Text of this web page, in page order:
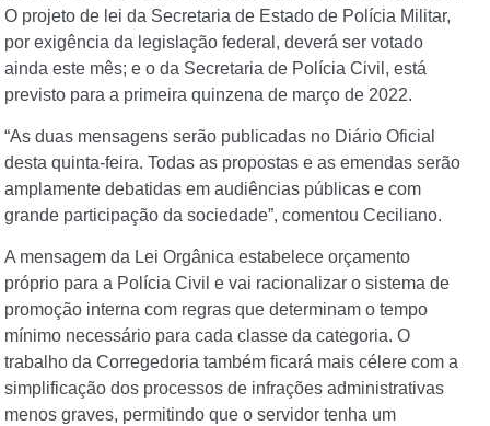
O projeto de lei da Secretaria de Estado de Polícia Militar,
por exigência da legislação federal, deverá ser votado
ainda este mês; e o da Secretaria de Polícia Civil, está
previsto para a primeira quinzena de março de 2022.
“As duas mensagens serão publicadas no Diário Oficial
desta quinta-feira. Todas as propostas e as emendas serão
amplamente debatidas em audiências públicas e com
grande participação da sociedade”, comentou Ceciliano.
A mensagem da Lei Orgânica estabelece orçamento
próprio para a Polícia Civil e vai racionalizar o sistema de
promoção interna com regras que determinam o tempo
mínimo necessário para cada classe da categoria. O
trabalho da Corregedoria também ficará mais célere com a
simplificação dos processos de infrações administrativas
menos graves, permitindo que o servidor tenha um